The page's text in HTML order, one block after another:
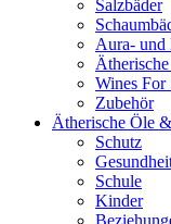
Salzbäder
Aura- und
Wines For
Zubehör
Ätherische Öle
Schutz
Schule
Kinder